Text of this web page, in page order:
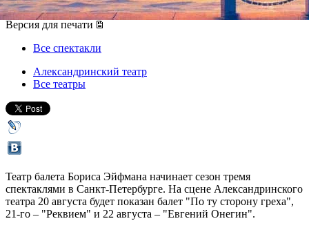
20 августа 2015, четверг,20.00-22 августа 2015, суббота
Версия для печати
Все спектакли
Александринский театр
Все театры
Театр балета Бориса Эйфмана начинает сезон тремя
спектаклями в Санкт-Петербурге. На сцене Александринского
театра 20 августа будет показан балет "По ту сторону греха",
21-го – "Реквием" и 22 августа – "Евгений Онегин".